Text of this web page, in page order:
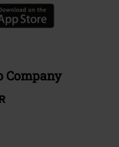
Company